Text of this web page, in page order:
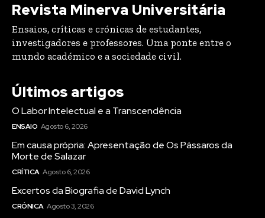
Revista Minerva Universitária
Ensaios, críticas e crónicas de estudantes,
investigadores e professores. Uma ponte entre o
mundo académico e a sociedade civil.
Últimos artigos
O Labor Intelectual e a Transcendência
ENSAIO Agosto 6, 2026
Em causa própria: Apresentação de Os Pássaros da
Morte de Salazar
CRÍTICA Agosto 6, 2026
Excertos da Biografia de David Lynch
CRÓNICA Agosto 3, 2026